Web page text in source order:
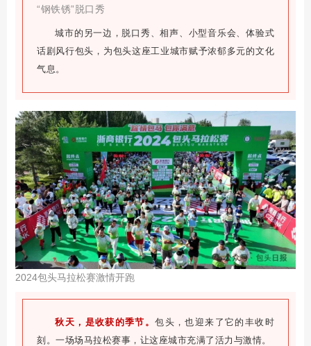
“钢铁锈”脱口秀
城市的另一边，脱口秀、相声、小型音乐会、体验式
话剧风行包头，为包头这座工业城市赋予浓郁多元的文化
气息。
2024包头马拉松赛激情开跑
秋天，是收获的季节。包头，也迎来了它的丰收时
刻。一场场马拉松赛事，让这座城市充满了活力与激情。